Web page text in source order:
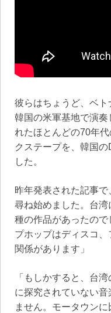
彼らはちょうど、ベト
韓国の米軍基地で演
れたほとんどの70年
クステープを、韓国
した。
昨年発表された記事
尋ね始めました。台
種の作品があったの
プホップはディスコ
関係があります」
「もしかすると、台
に探究されていない
ません。モータウン